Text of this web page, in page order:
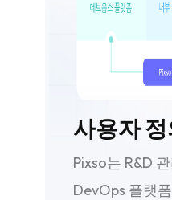
사용자
Pixso는 R&D
DevOps 플랫